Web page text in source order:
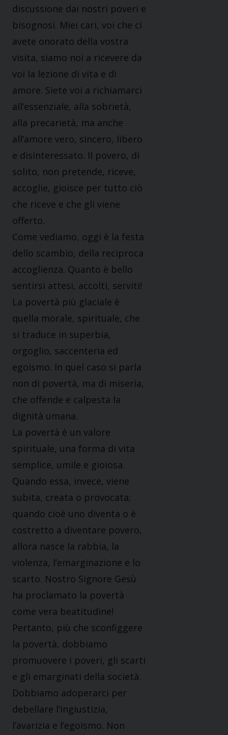
discussione dai nostri poveri e
bisognosi. Miei cari, voi che ci
avete onorato della vostra
visita, siamo noi a ricevere da
voi la lezione di vita e di
amore. Siete voi a richiamarci
all’essenziale, alla sobrietà,
alla precarietà, ma anche
all’amore vero, sincero, libero
e disinteressato. Il povero, di
solito, non pretende, riceve,
accoglie, gioisce per tutto ciò
che riceve e che gli viene
offerto.
Come vediamo, oggi è la festa
dello scambio, della reciproca
accoglienza. Quanto è bello
sentirsi attesi, accolti, serviti!
La povertà più glaciale è
quella morale, spirituale, che
si traduce in superbia,
orgoglio, saccenteria ed
egoismo. In quel caso si parla
non di povertà, ma di miseria,
che offende e calpesta la
dignità umana.
La povertà è un valore
spirituale, una forma di vita
semplice, umile e gioiosa.
Quando essa, invece, viene
subita, creata o provocata;
quando cioè uno diventa o è
costretto a diventare povero,
allora nasce la rabbia, la
violenza, l’emarginazione e lo
scarto. Nostro Signore Gesù
ha proclamato la povertà
come vera beatitudine!
Pertanto, più che sconfiggere
la povertà, dobbiamo
promuovere i poveri, gli scarti
e gli emarginati della società.
Dobbiamo adoperarci per
debellare l’ingiustizia,
l’avarizia e l’egoismo. Non